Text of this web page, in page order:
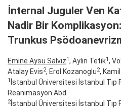
İnternal Juguler Ven
Nadir Bir
Trunkus
Emine Aysu Salviz1, Aylin Tetik1,
Atalay Evis2, Erol Kozanoglu2,
1 İstanbul Üniversitesi İstanbul Tıp
Reanimasyon Abd
2İstanbul Üniversitesi İstanbul Tıp